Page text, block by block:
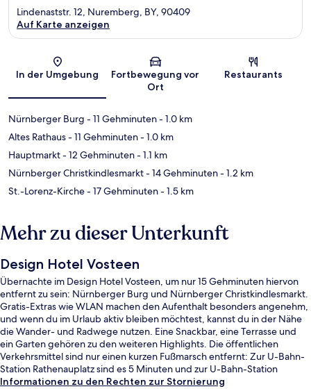
Karte
Lindenaststr. 12, Nuremberg, BY, 90409
Auf Karte anzeigen
In der Umgebung
Fortbewegung vor
Ort
Restaurants
Nürnberger Burg - 11 Gehminuten- 1.0 km
Altes Rathaus- 11 Gehminuten- 1.0 km
Hauptmarkt- 12 Gehminuten- 1.1 km
Nürnberger Christkindlesmarkt- 14 Gehminuten- 1.2 km
St.-Lorenz-Kirche- 17 Gehminuten- 1.5 km
Mehr zu dieser Unterkunft
Design Hotel Vosteen
Übernachte im Design Hotel Vosteen, um nur 15 Gehminuten hiervon
entfernt zu sein: Nürnberger Burg und Nürnberger Christkindlesmarkt.
Gratis-Extras wie WLAN machen den Aufenthalt besonders angenehm,
und wenn du im Urlaub aktiv bleiben möchtest, kannst du in der Nähe
die Wander- und Radwege nutzen. Eine Snackbar, eine Terrasse und
ein Garten gehören zu den weiteren Highlights. Die öffentlichen
Verkehrsmittel sind nur einen kurzen Fußmarsch entfernt: Zur U-Bahn-
Station Rathenauplatz sind es 5 Minuten und zur U-Bahn-Station
Maxfeld 5 Minuten.
Informationen zu den Rechten zur Stornierung